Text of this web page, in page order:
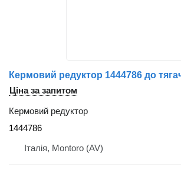
Ціна за запитом
Кермовий редуктор
1444786
Італія, Montoro (AV)